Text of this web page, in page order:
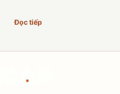
thiết kế layout TKL, đèn nền
RGB, 3 chế độ,.... Mchose
Đọc tiếp